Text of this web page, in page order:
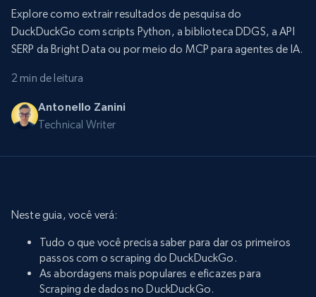
Explore como extrair resultados de pesquisa do
DuckDuckGo com scripts Python, a biblioteca DDGS, a API
SERP da Bright Data ou por meio do MCP para agentes de IA.
2 min de leitura
Antonello Zanini
Technical Writer
Neste guia, você verá:
Tudo o que você precisa saber para dar os primeiros
passos com o scraping do DuckDuckGo.
As abordagens mais populares e eficazes para
Scraping de dados no DuckDuckGo.